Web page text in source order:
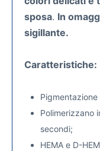
sposa. In
sigillante.
Caratteristiche:
Polimerizzano
secondi;
HEMA e D-